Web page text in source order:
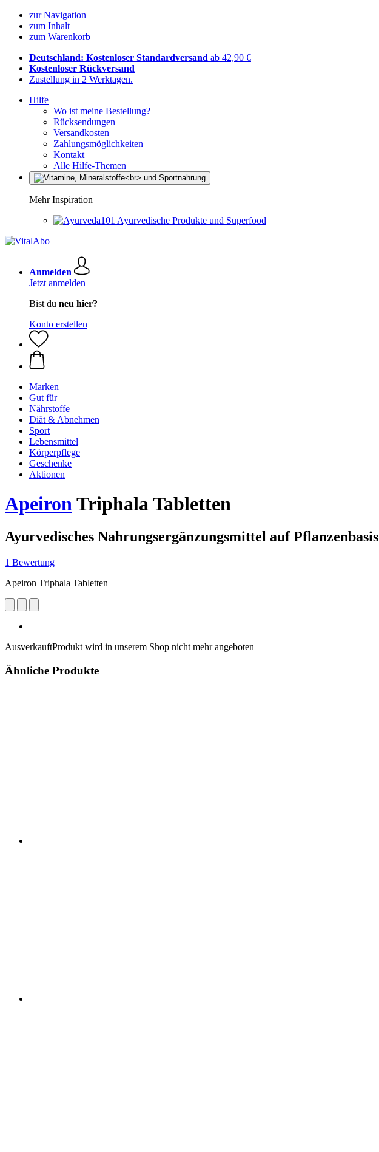
zur Navigation
zum Inhalt
zum Warenkorb
Deutschland: Kostenloser Standardversand ab 42,90 €
Kostenloser Rückversand
Zustellung in 2 Werktagen.
Hilfe
Wo ist meine Bestellung?
Rücksendungen
Versandkosten
Zahlungsmöglichkeiten
Kontakt
Alle Hilfe-Themen
Mehr Inspiration
Ayurvedische Produkte und Superfood
Anmelden
Jetzt anmelden
Bist du neu hier?
Konto erstellen
Marken
Gut für
Nährstoffe
Diät & Abnehmen
Sport
Lebensmittel
Körperpflege
Geschenke
Aktionen
ApeironTriphala Tabletten
Ayurvedisches Nahrungsergänzungsmittel auf Pflanzenbasis
1 Bewertung
Apeiron Triphala Tabletten
AusverkauftProdukt wird in unserem Shop nicht mehr angeboten
Ähnliche Produkte